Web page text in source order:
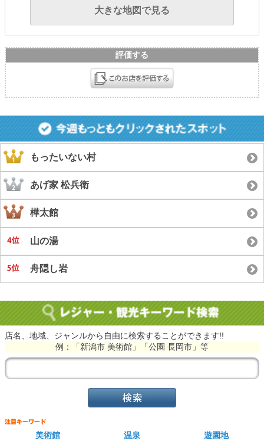
大きな地図で見る
評価する
もったいない村
あげ家 松兵衛
樺太館
山の湯
舟隠し岩
店名、地域、ジャンルから自由に検索することができます!!
例：「新潟市 美術館」「公園 長岡市」等
美術館 温泉 遊園地